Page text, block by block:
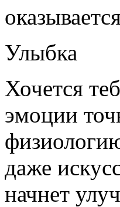
Улыбка
Хочется
эмоции
даже
начнет